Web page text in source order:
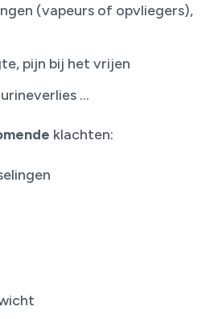
(vapeurs of opvliegers),
pijn bij het vrijen
...
klachten: